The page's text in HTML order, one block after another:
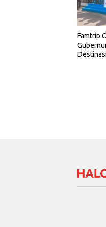
Famtrip